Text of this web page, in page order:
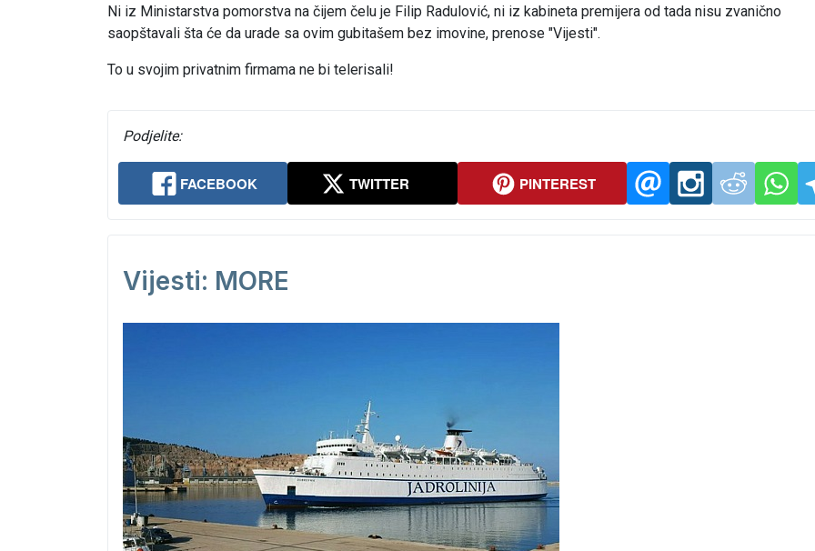
Ni iz Ministarstva pomorstva na čijem čelu je Filip Radulović, ni iz kabineta premijera od tada nisu zvanično
saopštavali šta će da urade sa ovim gubitašem bez imovine, prenose "Vijesti".
To u svojim privatnim firmama ne bi telerisali!
Podjelite:
FACEBOOK TWITTER PINTEREST
Vijesti: MORE